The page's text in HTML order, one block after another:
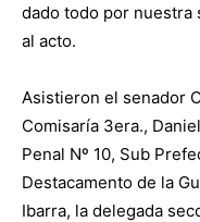
dado todo por nuestra
al acto.
Asistieron el senador
Comisaría 3era.,
Penal Nº 10, Sub
Destacamento de la
Ibarra, la delegada